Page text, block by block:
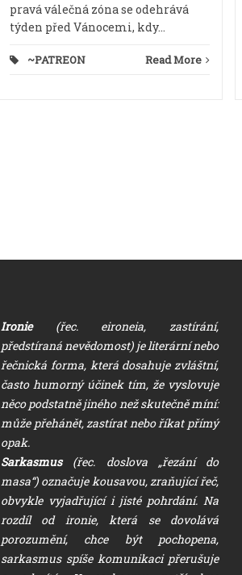
pravá válečná zóna se odehrává
týden před Vánocemi, kdy...
~PATREON Read More
Ironie(řec. eironeia, zastírání,
předstíraná nevědomost) je literární nebo
řečnická forma, která dosahuje zvláštní,
často humorný účinek tím, že vyslovuje
něco podstatně jiného než skutečně míní:
může přehánět, zastírat nebo říkat přímý
opak.
Sarkasmus(řec. doslova „řezání do
masa“) označuje kousavou, zraňující řeč,
obvykle vyjadřující i jisté pohrdání. Na
rozdíl od ironie, která se dovolává
porozumění, chce být pochopena,
sarkasmus spíše komunikaci přerušuje